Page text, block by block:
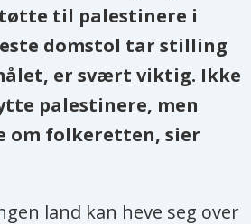
til palestinere i
domstol tar stilling
er svært viktig. Ikke
palestinere, men
om folkeretten, sier
land kan heve seg over